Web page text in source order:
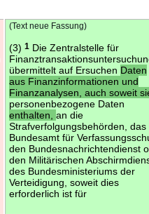
(Text neue Fassung)
(3)1 Die Zentralstelle für
übermittelt auf Ersuchen Daten
aus Finanzinformationen und
Finanzanalysen, auch soweit
personenbezogene Daten
enthalten,an die
Strafverfolgungsbehörden, das
Bundesamt für
den Bundesnachrichtendienst
den Militärischen
des Bundesministeriums der
Verteidigung, soweit dies
erforderlich ist für